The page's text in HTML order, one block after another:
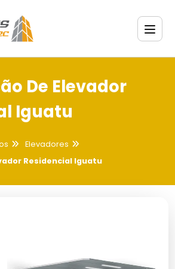
De Elevador
Iguatu
Elevadores
Residencial Iguatu